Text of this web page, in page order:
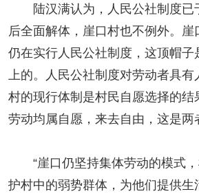
陆汉满认为，人民公社制度已
后全面解体，崖口村也不例外。崖
仍在实行人民公社制度，这顶帽子
上的。人民公社制度对劳动者具有
村的现行体制是村民自愿选择的结
劳动均属自愿，来去自由，这是两
“崖口仍坚持集体劳动的模式，
护村中的弱势群体，为他们提供生